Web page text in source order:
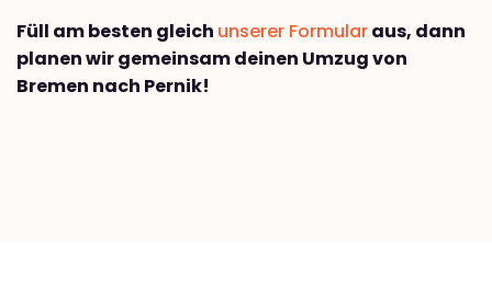
Füll am besten gleich unserer Formularaus, dann
planen wir gemeinsam deinen Umzug von
Bremen nach Pernik!